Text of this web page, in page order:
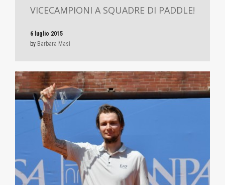
VICECAMPIONI A SQUADRE DI PADDLE!
6 luglio 2015
by Barbara Masi